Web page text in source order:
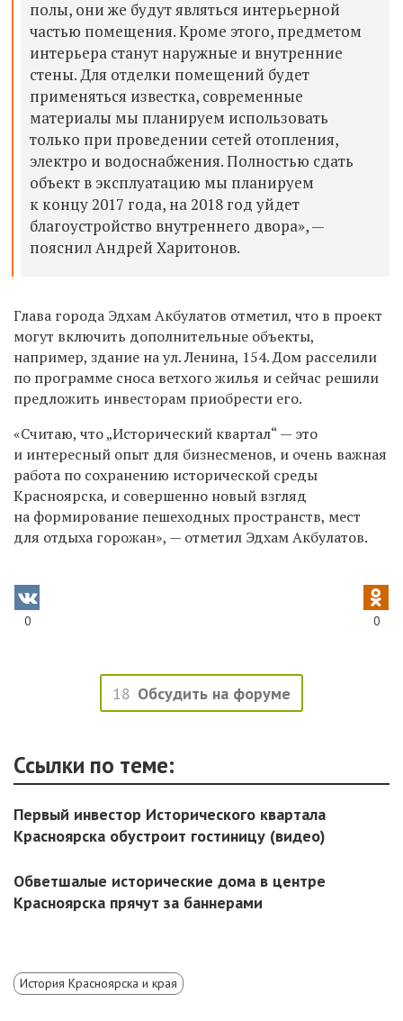
полы, они же будут являться интерьерной
частью помещения. Кроме этого, предметом
интерьера станут наружные и внутренние
стены. Для отделки помещений будет
применяться известка, современные
материалы мы планируем использовать
только при проведении сетей отопления,
электро и водоснабжения. Полностью сдать
объект в эксплуатацию мы планируем
к концу 2017 года, на 2018 год уйдет
благоустройство внутреннего двора», —
пояснил Андрей Харитонов.
Глава города Эдхам Акбулатов отметил, что в проект
могут включить дополнительные объекты,
например, здание на ул. Ленина, 154. Дом расселили
по программе сноса ветхого жилья и сейчас решили
предложить инвесторам приобрести его.
«Считаю, что „Исторический квартал“ — это
и интересный опыт для бизнесменов, и очень важная
работа по сохранению исторической среды
Красноярска, и совершенно новый взгляд
на формирование пешеходных пространств, мест
для отдыха горожан», — отметил Эдхам Акбулатов.
0 0
18 Обсудить на форуме
Ссылки по теме:
Первый инвестор Исторического квартала
Красноярска обустроит гостиницу (видео)
Обветшалые исторические дома в центре
Красноярска прячут за баннерами
История Красноярска и края